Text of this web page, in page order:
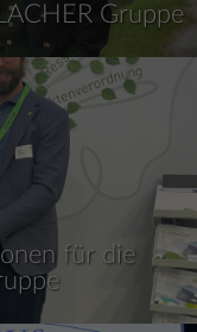
Gruppe
für die